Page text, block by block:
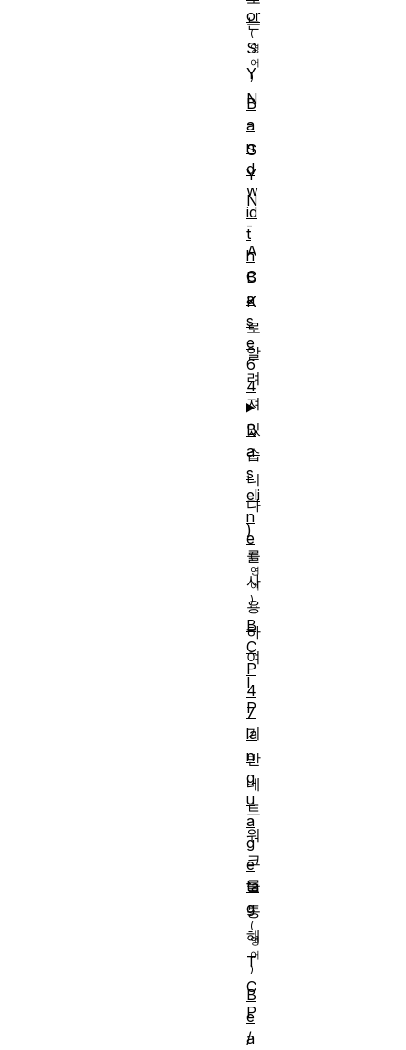
는
S
Y
N
-
S
Y
N
-
A
C
K
로
알
려
져
있
습
니
다
)
를
사
용
하
여
I
P
기
반
네
트
워
크
를
통
해
T
C
P
/
or
B
a
n
d
w
id
t
h
B
a
s
e
6
4
B
a
s
eli
n
e
B
C
P
4
7
la
n
g
u
a
g
e
ta
g
B
e
a